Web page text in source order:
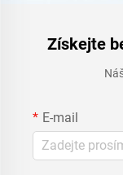
Získejte
E-mail